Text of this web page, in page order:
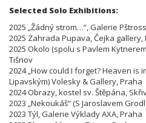
Selected Solo Exhibitions:
2025 „Žádný strom…“, Galerie
2025 Zahrada Pupava, Čejka gallery,
2025 Okolo (spolu s Pavlem
Tišnov
2024 „How could I forget? Heaven is
Lipavským) Volesky & Gallery, Praha
2024 Obrazy, kostel sv. Štěpána,
2023 „Nekoukáš“ (S Jaroslavem
2023 Týl, Galerie Výklady AXA, Praha